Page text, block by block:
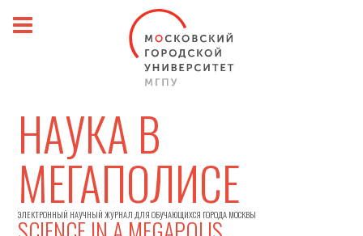
НАУКА В
МЕГАПОЛИСЕ
ЭЛЕКТРОННЫЙ НАУЧНЫЙ ЖУРНАЛ ДЛЯ ОБУЧАЮЩИХСЯ ГОРОДА МОСКВЫ